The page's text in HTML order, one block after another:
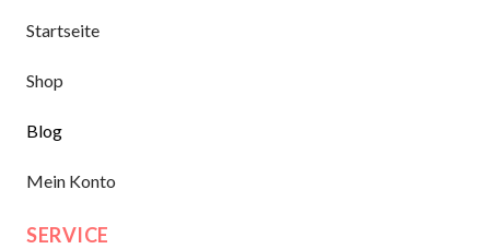
Startseite
Shop
Blog
Mein Konto
SERVICE